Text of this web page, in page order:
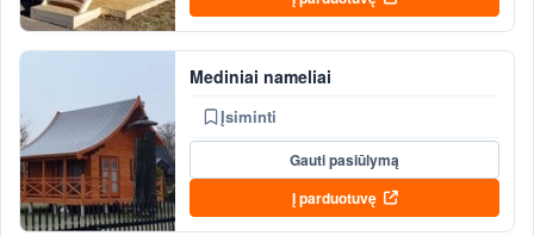
Mediniai nameliai
Įsiminti
Gauti pasiūlymą
Į parduotuvę